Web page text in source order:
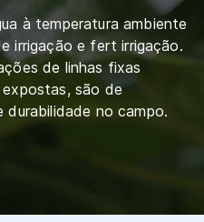
à temperatura ambiente
irrigação e fert irrigação.
de linhas fixas
são de
no campo.